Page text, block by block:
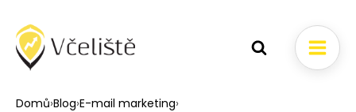
Domů›Blog›E-mail marketing›